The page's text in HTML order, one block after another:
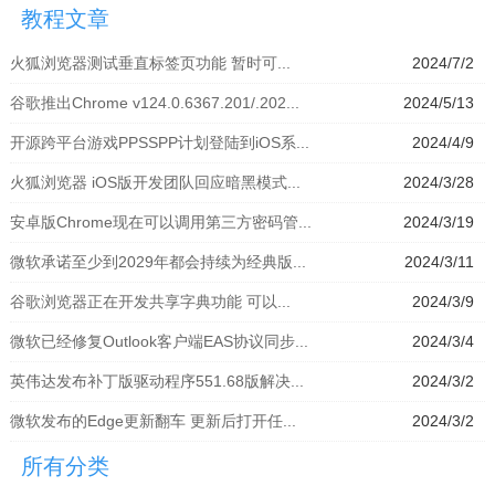
拟器」
教程文章
2024/7/2
火狐浏览器测试垂直标签页功能 暂时可...
2024/5/13
谷歌推出Chrome v124.0.6367.201/.202...
2024/4/9
开源跨平台游戏PPSSPP计划登陆到iOS系...
2024/3/28
火狐浏览器 iOS版开发团队回应暗黑模式...
2024/3/19
安卓版Chrome现在可以调用第三方密码管...
2024/3/11
微软承诺至少到2029年都会持续为经典版...
2024/3/9
谷歌浏览器正在开发共享字典功能 可以...
2024/3/4
微软已经修复Outlook客户端EAS协议同步...
2024/3/2
英伟达发布补丁版驱动程序551.68版解决...
2024/3/2
微软发布的Edge更新翻车 更新后打开任...
所有分类